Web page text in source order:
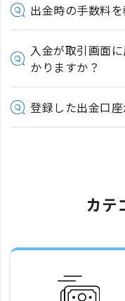
出金時の手数料を
入金が取引画面
かりますか？
登録した出金口座
カテ